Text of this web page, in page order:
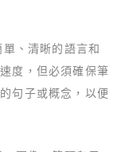
、清晰的語言和
度，但必須確保筆
句子或概念，以便